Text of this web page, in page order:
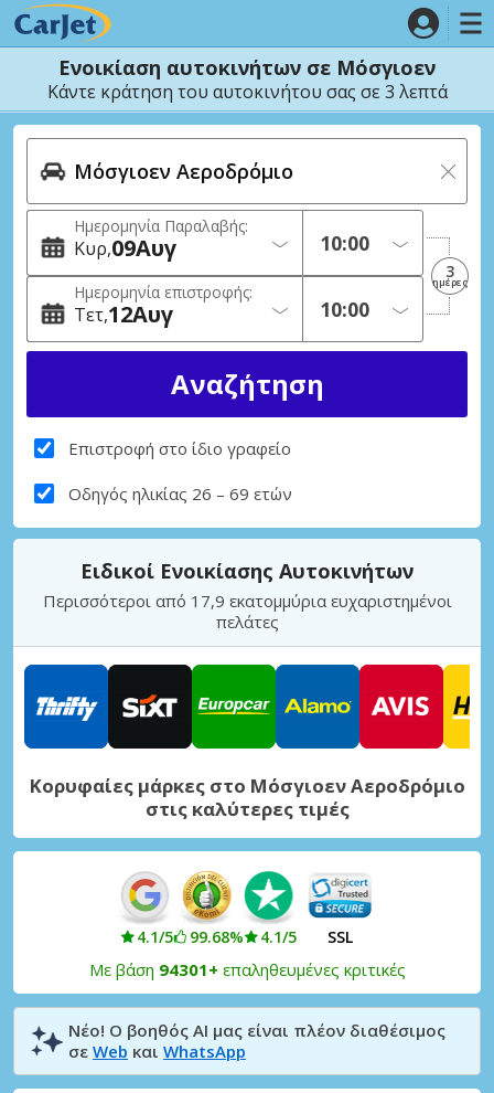
Ενοικίαση αυτοκινήτων σε Μόσγιοεν
Κάντε κράτηση του αυτοκινήτου σας σε 3 λεπτά
Ημερομηνία Παραλαβής:
Κυρ 09Αυγ
Ημερομηνία επιστροφής:
Τετ 12Αυγ
3
ημέρες
Επιστροφή στο ίδιο γραφείο
Οδηγός ηλικίας 26 – 69 ετών
Ειδικοί Ενοικίασης Αυτοκινήτων
Περισσότεροι από 17,9 εκατομμύρια ευχαριστημένοι
πελάτες
Κορυφαίες μάρκες στο Μόσγιοεν Αεροδρόμιο
στις καλύτερες τιμές
4.1/5 99.68% 4.1/5 SSL
Με βάση 94301+ επαληθευμένες κριτικές
Νέο! Ο βοηθός AI μας είναι πλέον διαθέσιμος
σε Web και WhatsApp